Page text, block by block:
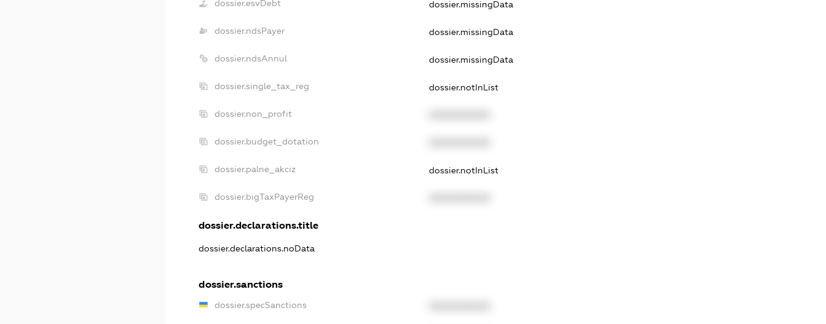
dossier.esvDebt dossier.missingData
dossier.ndsPayer dossier.missingData
dossier.ndsAnnul dossier.missingData
dossier.single_tax_reg dossier.notInList
dossier.non_profit
dossier.budget_dotation
dossier.palne_akciz dossier.notInList
dossier.bigTaxPayerReg
dossier.declarations.title
dossier.declarations.noData
dossier.sanctions
dossier.specSanctions